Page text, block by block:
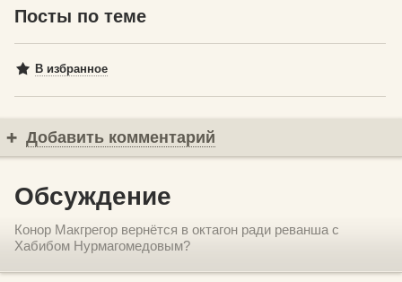
Посты по теме
В избранное
Добавить комментарий
Обсуждение
Конор Макгрегор вернётся в октагон ради реванша с
Хабибом Нурмагомедовым?